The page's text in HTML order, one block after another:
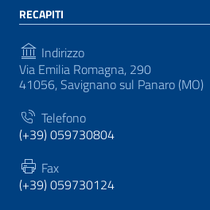
RECAPITI
Indirizzo
Via Emilia Romagna, 290
41056, Savignano sul Panaro (MO)
Telefono
(+39) 059730804
Fax
(+39) 059730124